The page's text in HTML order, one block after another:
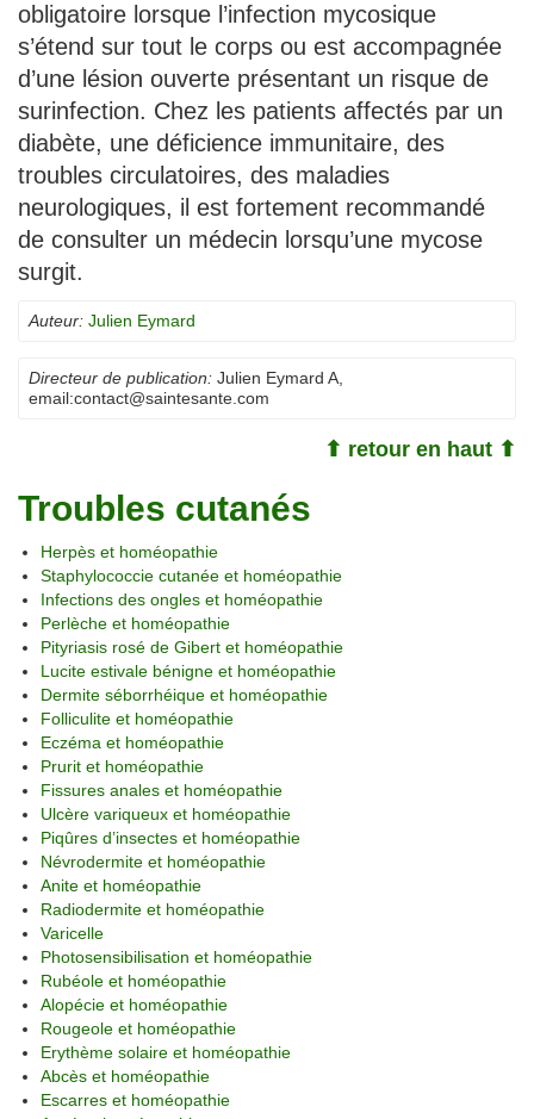
obligatoire lorsque l’infection mycosique
s’étend sur tout le corps ou est accompagnée
d’une lésion ouverte présentant un risque de
surinfection. Chez les patients affectés par un
diabète, une déficience immunitaire, des
troubles circulatoires, des maladies
neurologiques, il est fortement recommandé
de consulter un médecin lorsqu’une mycose
surgit.
Auteur: Julien Eymard
Directeur de publication: Julien Eymard A
email:contact@saintesante.com
⬆ retour en haut ⬆
Troubles cutanés
Herpès et homéopathie
Staphylococcie cutanée et homéopathie
Infections des ongles et homéopathie
Perlèche et homéopathie
Pityriasis rosé de Gibert et homéopathie
Lucite estivale bénigne et homéopathie
Dermite séborrhéique et homéopathie
Folliculite et homéopathie
Eczéma et homéopathie
Prurit et homéopathie
Fissures anales et homéopathie
Ulcère variqueux et homéopathie
Piqûres d’insectes et homéopathie
Névrodermite et homéopathie
Anite et homéopathie
Radiodermite et homéopathie
Varicelle
Photosensibilisation et homéopathie
Rubéole et homéopathie
Alopécie et homéopathie
Rougeole et homéopathie
Erythème solaire et homéopathie
Abcès et homéopathie
Escarres et homéopathie